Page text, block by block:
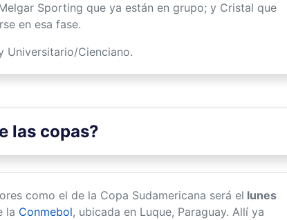
Sporting que ya están en grupo; y Cristal que
en esa fase.
Universitario/Cienciano.
las copas?
como el de la Copa Sudamericana será el lunes
la Conmebol, ubicada en Luque, Paraguay. Allí ya